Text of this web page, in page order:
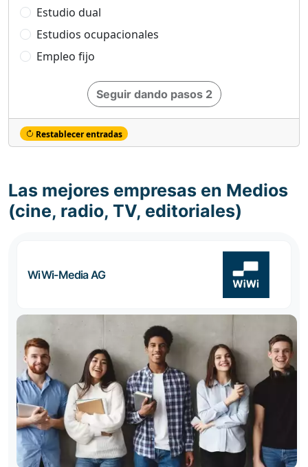
Estudio dual
Estudios ocupacionales
Empleo fijo
Seguir dando pasos 2
Restablecer entradas
Las mejores empresas en Medios
(cine, radio, TV, editoriales)
WiWi-Media AG